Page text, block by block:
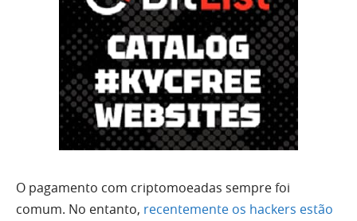
O pagamento com criptomoeadas sempre foi
comum. No entanto, recentemente os hackers estão